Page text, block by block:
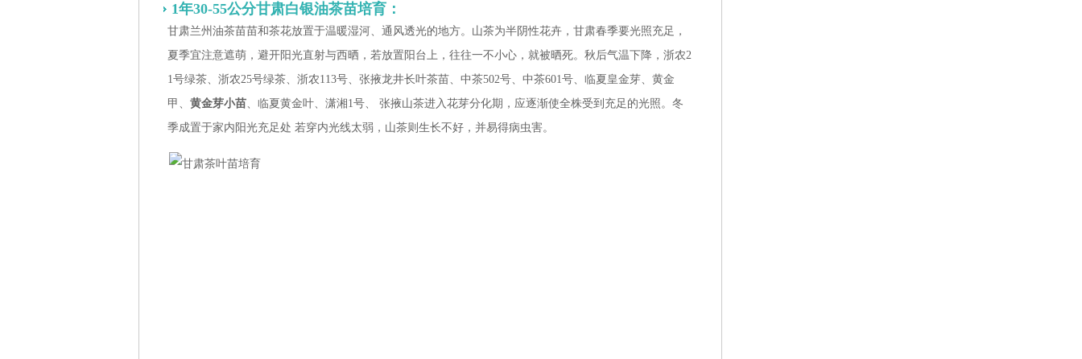
1年30-55公分甘肃白银油茶苗培育：
甘肃兰州油茶苗苗和茶花放置于温暖湿河、通风透光的地方。山茶为半阴性花卉，甘肃春季要光照充足，
夏季宜注意遮萌，避开阳光直射与西晒，若放置阳台上，往往一不小心，就被晒死。秋后气温下降，浙农2
1号绿茶、浙农25号绿茶、浙农113号、张掖龙井长叶茶苗、中茶502号、中茶601号、临夏皇金芽、黄金
甲、 黄金芽小苗、临夏黄金叶、潇湘1号、 张掖山茶进入花芽分化期，应逐渐使全株受到充足的光照。冬
季成置于家内阳光充足处 若穿内光线太弱，山茶则生长不好，并易得病虫害。